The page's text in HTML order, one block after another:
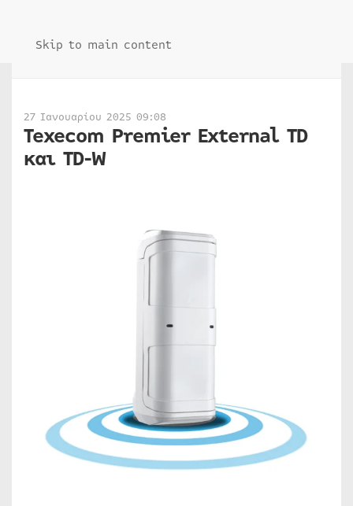
Skip to main content
27 Ιανουαρίου 2025 09:08
Texecom Premier External TD
και TD-W